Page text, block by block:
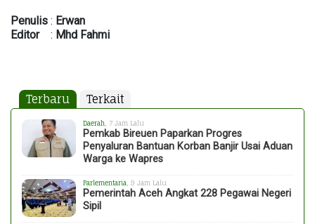
Penulis : Erwan
Editor: Mhd Fahmi
Terbaru Terkait
Daerah , 7 Jam Lalu
Pemkab Bireuen Paparkan Progres
Penyaluran Bantuan Korban Banjir Usai Aduan
Warga ke Wapres
Parlementaria , 9 Jam Lalu
Pemerintah Aceh Angkat 228 Pegawai Negeri
Sipil